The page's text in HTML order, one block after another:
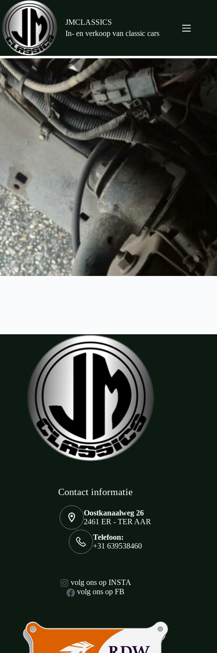
naar
de
inhoud
JMCLASSICS
In- en verkoop van classic cars
Contact informatie
Oostkanaalweg 26
2461 ER - TER AAR
Telefoon:
+31 639538460
volg ons op INSTA
volg ons op FB